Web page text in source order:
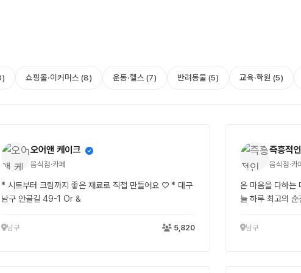
쇼핑몰·이커머스 (8) 운동·헬스 (7) 반려동물 (5) 교육·학원 (5)
오어앤 케이크
음식점·카페
* 시트부터 크림까지 좋은 재료로 직접 만들어요 ♡ * 대구
남구 안골길 49-1 Or &
남구 5,820
즉흥적
음식점·카
온 마음을 다하는
늘 하루 최고의
남구